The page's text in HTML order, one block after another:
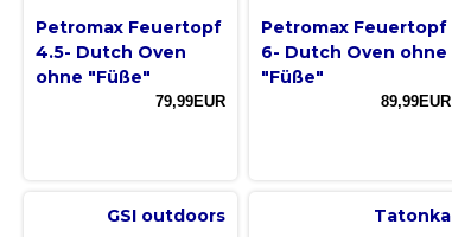
Petromax Feuertopf
4.5- Dutch Oven
ohne "Füße"
79,99EUR
Petromax Feuertopf
6- Dutch Oven ohne
"Füße"
89,99EUR
GSI outdoors Tatonka